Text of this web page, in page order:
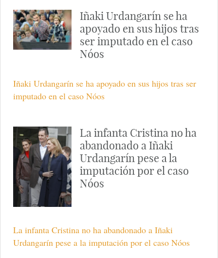
Iñaki Urdangarín se ha
apoyado en sus hijos tras
ser imputado en el caso
Nóos
Iñaki Urdangarín se ha apoyado en sus hijos tras ser
imputado en el caso Nóos
La infanta Cristina no ha
abandonado a Iñaki
Urdangarín pese a la
imputación por el caso
Nóos
La infanta Cristina no ha abandonado a Iñaki
Urdangarín pese a la imputación por el caso Nóos